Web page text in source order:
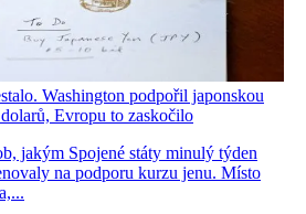
Washington podpořil japonskou
Evropu to zaskočilo
jakým Spojené státy minulý týden
na podporu kurzu jenu. Místo